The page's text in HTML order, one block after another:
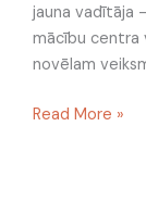
jauna vadītāja
mācību centra
novēlam
Read More »